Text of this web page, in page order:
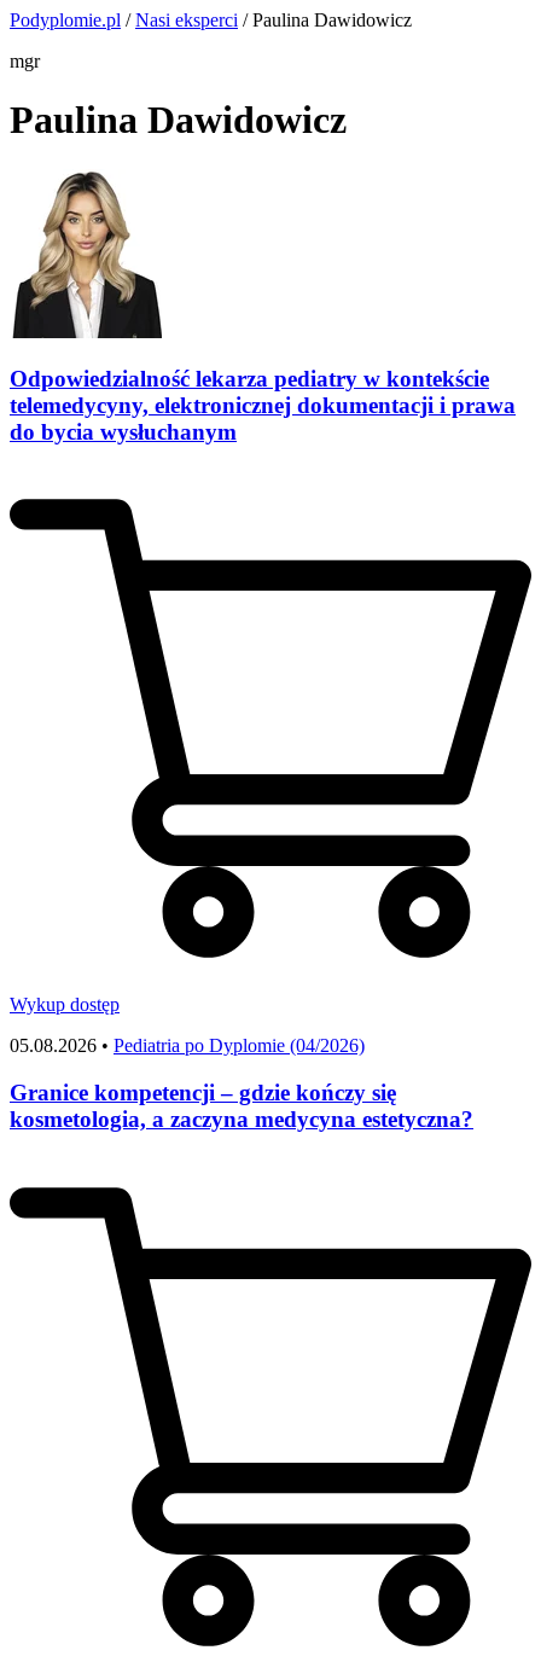
Podyplomie.pl /Nasi eksperci / Paulina Dawidowicz
mgr
Paulina Dawidowicz
Odpowiedzialność lekarza pediatry w kontekście
telemedycyny, elektronicznej dokumentacji i prawa
do bycia wysłuchanym
Wykup dostęp
05.08.2026 • Pediatria po Dyplomie (04/2026)
Granice kompetencji – gdzie kończy się
kosmetologia, a zaczyna medycyna estetyczna?